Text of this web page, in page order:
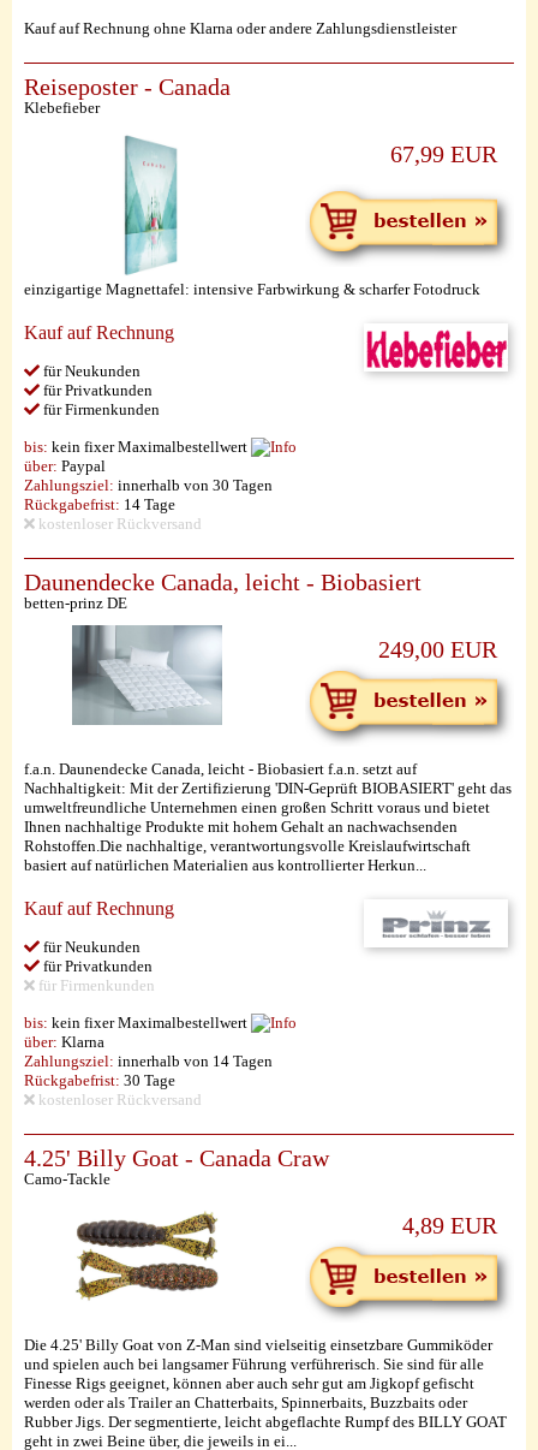
Kauf auf Rechnung ohne Klarna oder andere Zahlungsdienstleister
Reiseposter - Canada
Klebefieber
67,99 EUR
einzigartige Magnettafel: intensive Farbwirkung & scharfer Fotodruck
Kauf auf Rechnung
für Neukunden
für Privatkunden
für Firmenkunden
bis: kein fixer Maximalbestellwert
über: Paypal
Zahlungsziel: innerhalb von 30 Tagen
Rückgabefrist: 14 Tage
kostenloser Rückversand
Daunendecke Canada, leicht - Biobasiert
betten-prinz DE
249,00 EUR
f.a.n. Daunendecke Canada, leicht - Biobasiert f.a.n. setzt auf
Nachhaltigkeit: Mit der Zertifizierung 'DIN-Geprüft BIOBASIERT' geht das
umweltfreundliche Unternehmen einen großen Schritt voraus und bietet
Ihnen nachhaltige Produkte mit hohem Gehalt an nachwachsenden
Rohstoffen.Die nachhaltige, verantwortungsvolle Kreislaufwirtschaft
basiert auf natürlichen Materialien aus kontrollierter Herkun...
Kauf auf Rechnung
für Neukunden
für Privatkunden
für Firmenkunden
bis: kein fixer Maximalbestellwert
über: Klarna
Zahlungsziel: innerhalb von 14 Tagen
Rückgabefrist: 30 Tage
kostenloser Rückversand
4.25' Billy Goat - Canada Craw
Camo-Tackle
4,89 EUR
Die 4.25' Billy Goat von Z-Man sind vielseitig einsetzbare Gummiköder
und spielen auch bei langsamer Führung verführerisch. Sie sind für alle
Finesse Rigs geeignet, können aber auch sehr gut am Jigkopf gefischt
werden oder als Trailer an Chatterbaits, Spinnerbaits, Buzzbaits oder
Rubber Jigs. Der segmentierte, leicht abgeflachte Rumpf des BILLY GOAT
geht in zwei Beine über, die jeweils in ei...